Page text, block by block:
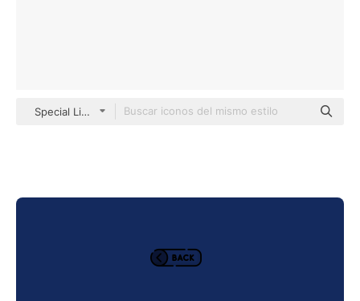
Special Lineal color